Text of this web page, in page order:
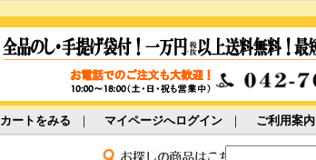
カートをみる ｜ マイページへログイン ｜ ご利用案内